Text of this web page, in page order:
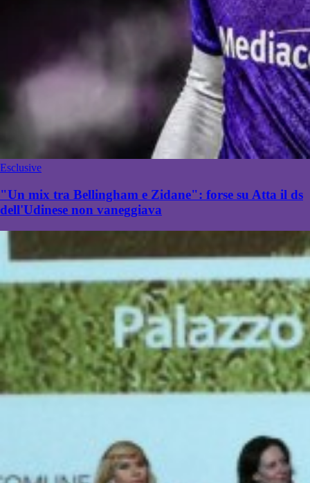
Esclusive
"Un mix tra Bellingham e Zidane": forse su Atta il ds
dell'Udinese non vaneggiava